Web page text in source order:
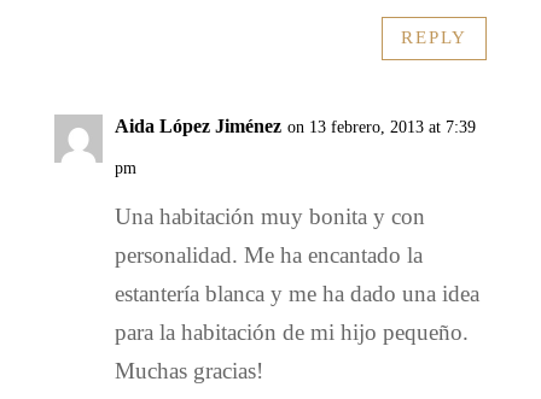
REPLY
Aida López Jiménez on 13 febrero, 2013 at 7:39
pm
Una habitación muy bonita y con
personalidad. Me ha encantado la
estantería blanca y me ha dado una idea
para la habitación de mi hijo pequeño.
Muchas gracias!